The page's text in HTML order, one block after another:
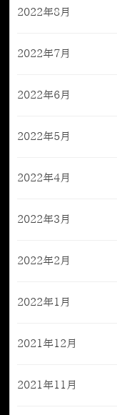
2022年8月
2022年7月
2022年6月
2022年5月
2022年4月
2022年3月
2022年2月
2022年1月
2021年12月
2021年11月